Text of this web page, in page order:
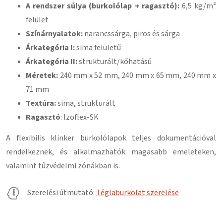
A rendszer súlya (burkolólap + ragasztó):6,5 kg/m²
felület
Színárnyalatok:narancssárga, piros és sárga
Árkategória I:sima felületű
Árkategória II:strukturált/kőhatású
Méretek: 240 mm x 52 mm, 240 mm x 65 mm, 240 mm x
71 mm
Textúra:sima, strukturált
Ragasztó: Izoflex-SK
A flexibilis klinker burkolólapok teljes dokumentációval
rendelkeznek, és alkalmazhatók magasabb emeleteken,
valamint tűzvédelmi zónákban is.
Szerelési útmutató: Téglaburkolat szerelése